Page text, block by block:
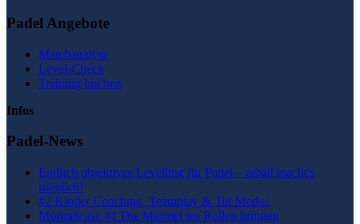
Padel Angebote
Matchanalyse
Level-Check
Training buchen
Infos
Padel-News
Endlich objektives Levelling für Padel – aiball macht’s
möglich!
#2 Kinder Coaching, Teamplay & Tilt Modus
Murmelcast: #1 Die Murmel ins Rollen bringen